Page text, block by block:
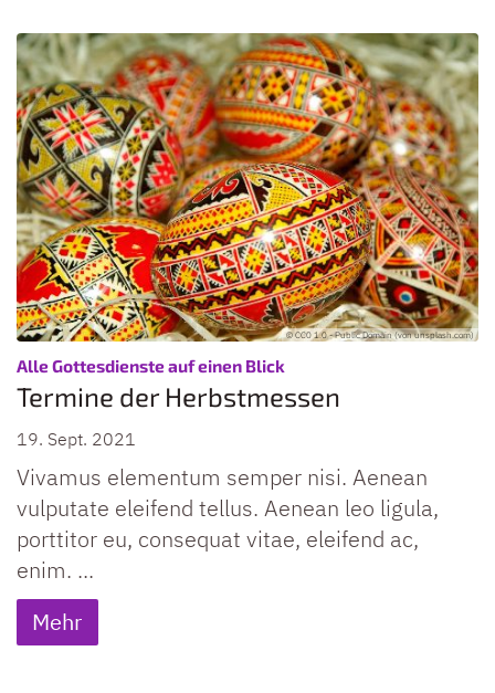
© CC0 1.0 - Public Domain (von unsplash.com)
Alle Gottesdienste auf einen Blick
Termine der Herbstmessen
19. Sept. 2021
Vivamus elementum semper nisi. Aenean
vulputate eleifend tellus. Aenean leo ligula,
porttitor eu, consequat vitae, eleifend ac,
enim. ...
Mehr